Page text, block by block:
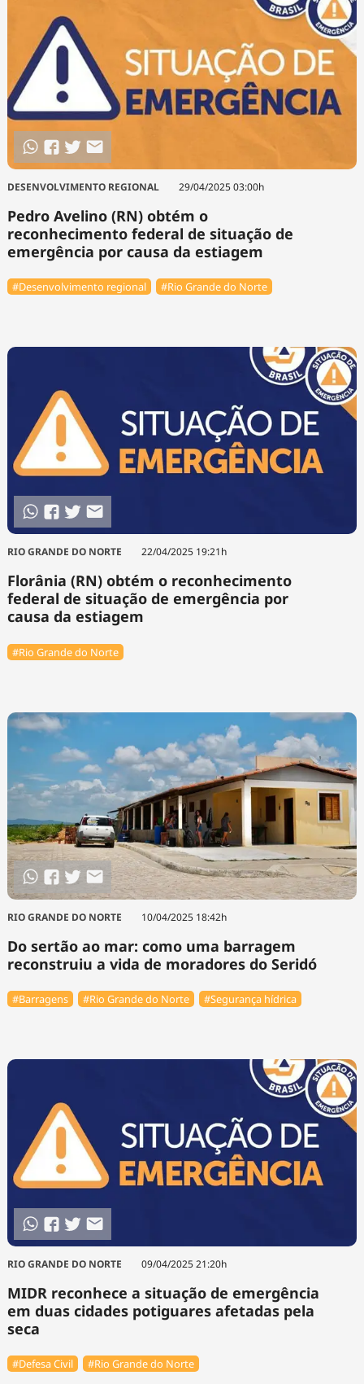
DESENVOLVIMENTO REGIONAL 29/04/2025 03:00h
Pedro Avelino (RN) obtém o
reconhecimento federal de situação de
emergência por causa da estiagem
#Desenvolvimento regional #Rio Grande do Norte
RIO GRANDE DO NORTE 22/04/2025 19:21h
Florânia (RN) obtém o reconhecimento
federal de situação de emergência por
causa da estiagem
#Rio Grande do Norte
RIO GRANDE DO NORTE 10/04/2025 18:42h
Do sertão ao mar: como uma barragem
reconstruiu a vida de moradores do Seridó
#Barragens #Rio Grande do Norte #Segurança hídrica
RIO GRANDE DO NORTE 09/04/2025 21:20h
MIDR reconhece a situação de emergência
em duas cidades potiguares afetadas pela
seca
#Defesa Civil #Rio Grande do Norte